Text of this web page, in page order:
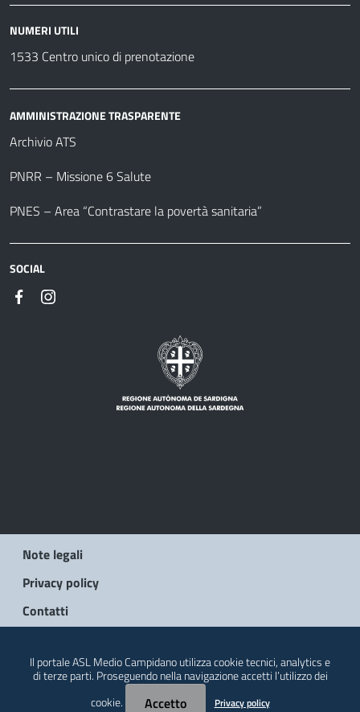
NUMERI UTILI
1533 Centro unico di prenotazione
AMMINISTRAZIONE TRASPARENTE
Archivio ATS
PNRR – Missione 6 Salute
PNES – Area “Contrastare la povertà sanitaria”
SOCIAL
Note legali
Privacy policy
Contatti
Il portale ASL Medio Campidano utilizza cookie tecnici, analytics e
di terze parti. Proseguendo nella navigazione accetti l’utilizzo dei
cookie.
Accetto Privacy policy